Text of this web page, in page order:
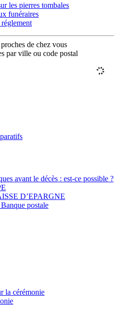
les pierres tombales
funéraires
de chez vous
par ville ou code postal
avant le décès : est-ce possible ?
D’EPARGNE
postale
la cérémonie